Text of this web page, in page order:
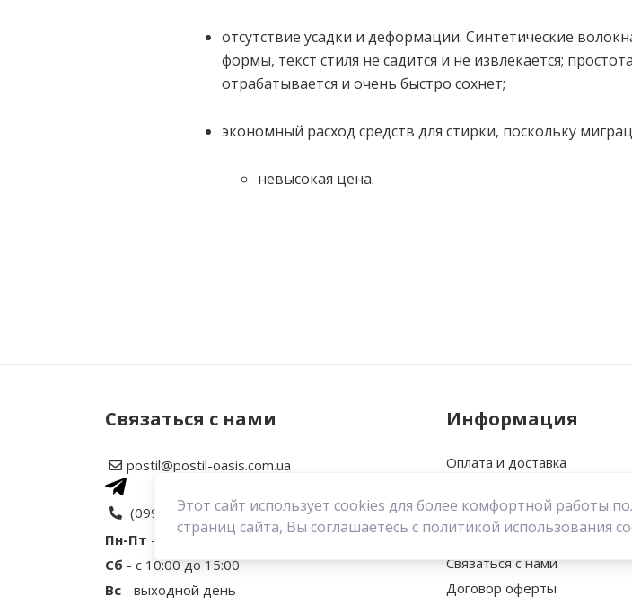
отсутствие усадки и деформации. Синтетические
формы, текст стиля не садится и не извлекается;
отрабатывается и очень быстро сохнет;
экономный расход средств для стирки, поскольку
невысокая цена.
Написать отзыв
Рейтинг
Ваш отзыв
Этот сайт использует cookies для более комфортной работы
страниц сайта, Вы соглашаетесь с политикой использования
Связаться с нами
postil@postil-oasis.com.ua
(099) 646 02 03
Пн-Пт - с 9:30 до 18:30
Сб - с 10:00 до 15:00
Вс - выходной день
Информация
Оплата и доставка
О нас
Политика
Связаться с нами
Договор оферты